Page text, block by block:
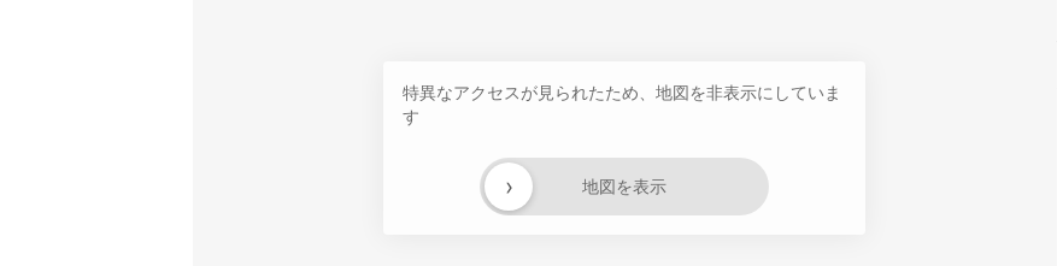
特異なアクセスが見られたため、地図を非表示にしていま
す
地図を表示
›